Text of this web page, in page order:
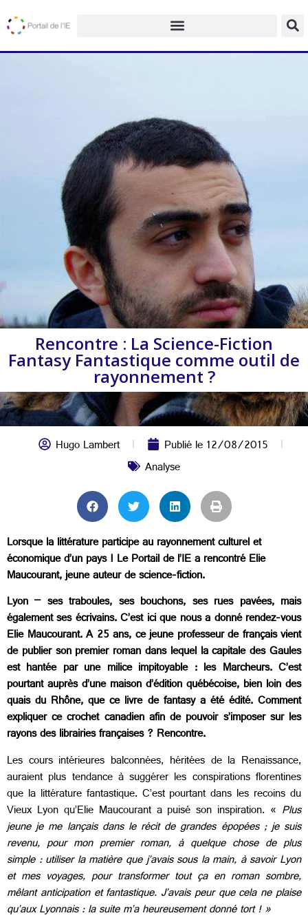
Rencontre : La Science-Fiction
Fantasy Fantastique comme outil de
rayonnement ?
Hugo Lambert Publié le12/08/2015
Analyse
Lorsque la littérature participe au rayonnement culturel et
économique d’un pays ! Le Portail de l’IE a rencontré Elie
Maucourant, jeune auteur de science-fiction.
Lyon – ses traboules, ses bouchons, ses rues pavées, mais
également ses écrivains. C’est ici que nous a donné rendez-vous
Elie Maucourant. A 25 ans, ce jeune professeur de français vient
de publier son premier roman dans lequel la capitale des Gaules
est hantée par une milice impitoyable : les Marcheurs. C’est
pourtant auprès d’une maison d’édition québécoise, bien loin des
quais du Rhône, que ce livre de fantasy a été édité. Comment
expliquer ce crochet canadien afin de pouvoir s’imposer sur les
rayons des librairies françaises ? Rencontre.
Les cours intérieures balconnées, héritées de la Renaissance,
auraient plus tendance à suggérer les conspirations florentines
que la littérature fantastique. C’est pourtant dans les recoins du
Vieux Lyon qu’Elie Maucourant a puisé son inspiration. « Plus
jeune je me lançais dans le récit de grandes épopées ; je suis
revenu, pour mon premier roman, à quelque chose de plus
simple : utiliser la matière que j’avais sous la main, à savoir Lyon
et mes voyages, pour transformer tout ça en roman sombre,
mêlant anticipation et fantastique. J’avais peur que cela ne plaise
qu’aux Lyonnais : la suite m’a heureusement donné tort ! »